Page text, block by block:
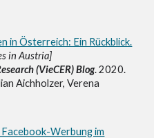
in Österreich: Ein Rückblick.
in Austria]
(VieCER) Blog. 2020.
Aichholzer, Verena
Werbung im